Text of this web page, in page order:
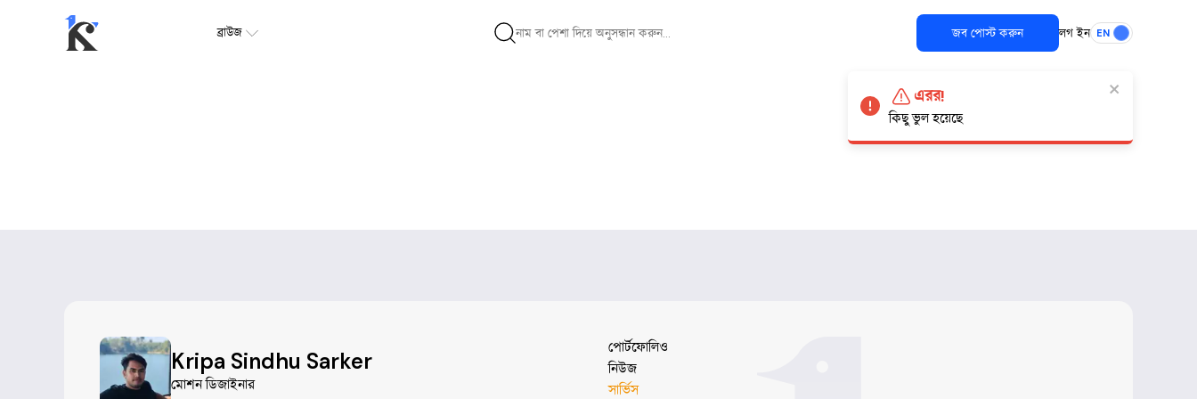
ব্রাউজ জব পোস্ট করুন লগ ইন EN
Kripa Sindhu Sarker
মোশন ডিজাইনার
পোর্টফোলিও
নিউজ
সার্ভিস
এরর!
কিছু ভুল হয়েছে